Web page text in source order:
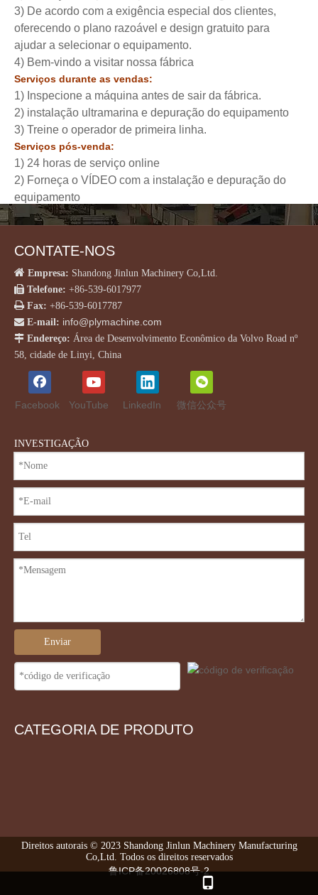
3) De acordo com a exigência especial dos clientes,
oferecendo o plano razoável e design gratuito para
ajudar a selecionar o equipamento.
4) Bem-vindo a visitar nossa fábrica
Serviços durante as vendas:
1) Inspecione a máquina antes de sair da fábrica.
2) instalação ultramarina e depuração do equipamento
3) Treine o operador de primeira linha.
Serviços pós-venda:
1) 24 horas de serviço online
2) Forneça o VÍDEO com a instalação e depuração do
equipamento
3) Fornecer troca técnica
Contatos:
Nós somos o fabricante da máquina de compensado da
China. Todos os nossos produtos têm aprovação CE e
estão disponíveis projetos especiais de acordo com a
necessidade do cliente.
Mais detalhes entre em contato conosco.
em um:
CONTATE-NOS
 Empresa: Shandong Jinlun Machinery Co,Ltd.
 Telefone: +86-539-6017977
Fax: +86-539-6017787
 E-mail: info@plymachine.com
 Endereço: Área de Desenvolvimento Econômico da Volvo Road nº
58, cidade de Linyi, China
Facebook YouTube LinkedIn 微信公众号
INVESTIGAÇÃO
Enviar
CATEGORIA DE PRODUTO
Direitos autorais © 2023 Shandong Jinlun Machinery Manufacturing
Co,Ltd. Todos os direitos reservados
鲁ICP备20026808号-2